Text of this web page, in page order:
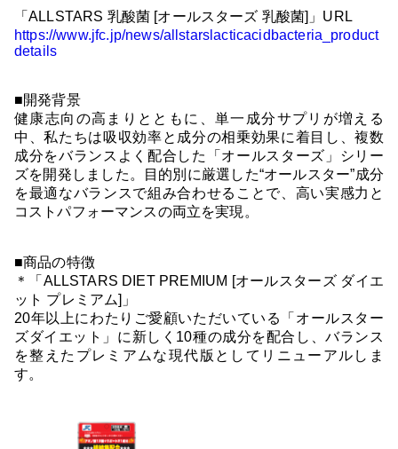
「ALLSTARS 乳酸菌 [オールスターズ 乳酸菌]」URL
https://www.jfc.jp/news/allstarslacticacidbacteria_product
details
■開発背景
健康志向の高まりとともに、単一成分サプリが増える
中、私たちは吸収効率と成分の相乗効果に着目し、複数
成分をバランスよく配合した「オールスターズ」シリー
ズを開発しました。目的別に厳選した“オールスター”成分
を最適なバランスで組み合わせることで、高い実感力と
コストパフォーマンスの両立を実現。
■商品の特徴
＊「ALLSTARS DIET PREMIUM [オールスターズ ダイエ
ット プレミアム]」
20年以上にわたりご愛顧いただいている「オールスター
ズダイエット」に新しく10種の成分を配合し、バランス
を整えたプレミアムな現代版としてリニューアルしま
す。